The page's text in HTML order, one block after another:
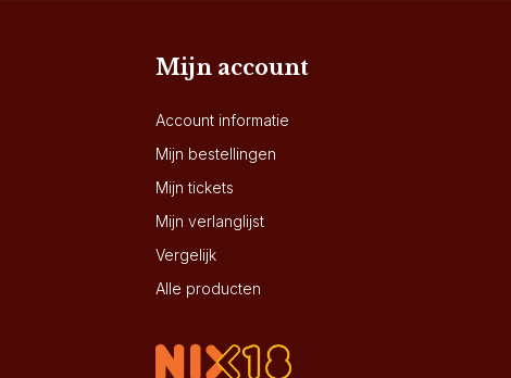
Mijn account
Account informatie
Mijn bestellingen
Mijn tickets
Mijn verlanglijst
Vergelijk
Alle producten